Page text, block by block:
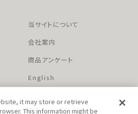
当サイトについて
会社案内
商品アンケート
English
it may store or retrieve
This information might be